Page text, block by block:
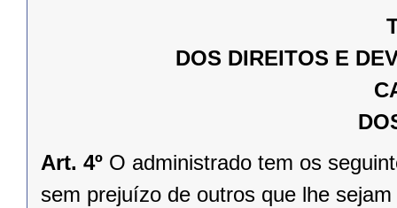
DOS DIREITOS E
Art. 4º O administrado tem os
sem prejuízo de outros que lhe